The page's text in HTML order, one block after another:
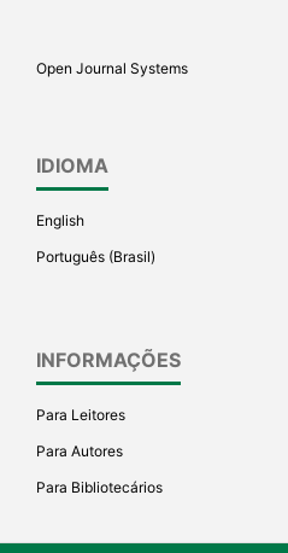
Open Journal Systems
IDIOMA
English
Português (Brasil)
INFORMAÇÕES
Para Leitores
Para Autores
Para Bibliotecários